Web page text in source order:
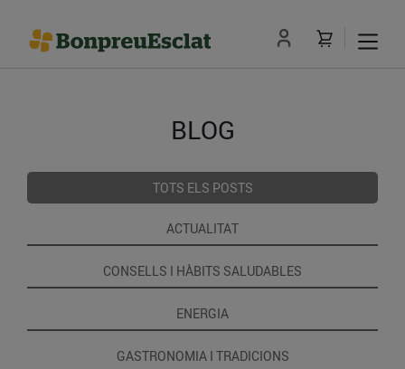
BLOG
TOTS ELS POSTS
ACTUALITAT
CONSELLS I HÀBITS SALUDABLES
ENERGIA
GASTRONOMIA I TRADICIONS